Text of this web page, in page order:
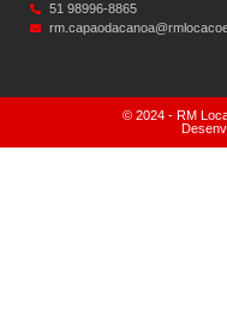
51 98996-8865
© 2024 - RM